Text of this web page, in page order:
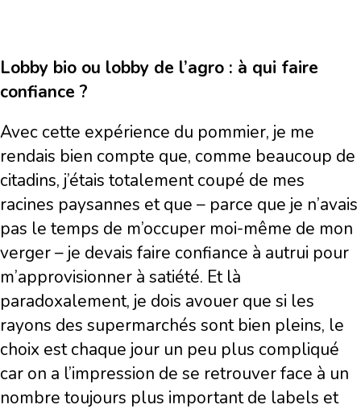
Lobby bio ou lobby de l’agro : à qui faire
confiance ?
Avec cette expérience du pommier, je me
rendais bien compte que, comme beaucoup de
citadins, j’étais totalement coupé de mes
racines paysannes et que – parce que je n’avais
pas le temps de m’occuper moi-même de mon
verger – je devais faire confiance à autrui pour
m’approvisionner à satiété. Et là
paradoxalement, je dois avouer que si les
rayons des supermarchés sont bien pleins, le
choix est chaque jour un peu plus compliqué
car on a l’impression de se retrouver face à un
nombre toujours plus important de labels et